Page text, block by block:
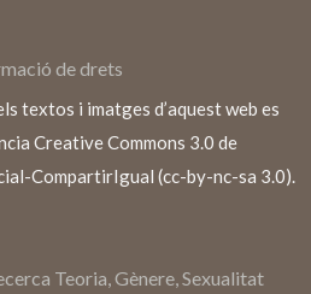
de drets
textos i imatges d’aquest web es
Creative Commons 3.0 de
CompartirIgual (cc-by-nc-sa 3.0).
Teoria, Gènere, Sexualitat